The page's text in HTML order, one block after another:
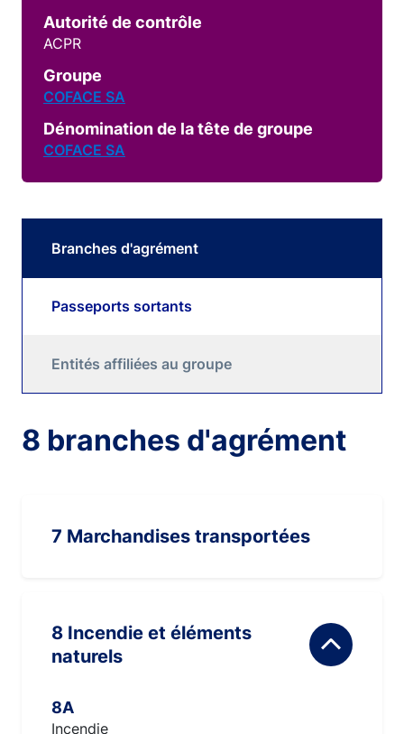
Autorité de contrôle
ACPR
Groupe
COFACE SA
Dénomination de la tête de groupe
COFACE SA
Branches d'agrément
Passeports sortants
Entités affiliées au groupe
8 branches d'agrément
7 Marchandises transportées
8 Incendie et éléments
naturels
8A
Incendie